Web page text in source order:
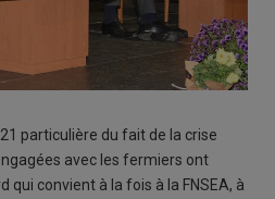
particulière du fait de la crise
avec les fermiers ont
qui convient à la fois à la FNSEA, à